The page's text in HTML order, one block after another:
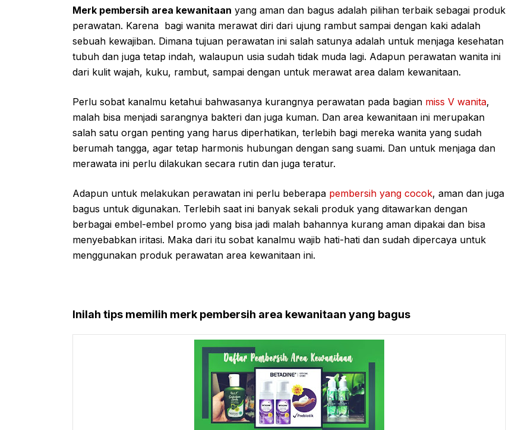
Merk pembersih area kewanitaan yang aman dan bagus adalah pilihan terbaik sebagai produk
perawatan. Karena bagi wanita merawat diri dari ujung rambut sampai dengan kaki adalah
sebuah kewajiban. Dimana tujuan perawatan ini salah satunya adalah untuk menjaga kesehatan
tubuh dan juga tetap indah, walaupun usia sudah tidak muda lagi. Adapun perawatan wanita ini
dari kulit wajah, kuku, rambut, sampai dengan untuk merawat area dalam kewanitaan.
Perlu sobat kanalmu ketahui bahwasanya kurangnya perawatan pada bagian miss V wanita,
malah bisa menjadi sarangnya bakteri dan juga kuman. Dan area kewanitaan ini merupakan
salah satu organ penting yang harus diperhatikan, terlebih bagi mereka wanita yang sudah
berumah tangga, agar tetap harmonis hubungan dengan sang suami. Dan untuk menjaga dan
merawata ini perlu dilakukan secara rutin dan juga teratur.
Adapun untuk melakukan perawatan ini perlu beberapa pembersih yang cocok, aman dan juga
bagus untuk digunakan. Terlebih saat ini banyak sekali produk yang ditawarkan dengan
berbagai embel-embel promo yang bisa jadi malah bahannya kurang aman dipakai dan bisa
menyebabkan iritasi. Maka dari itu sobat kanalmu wajib hati-hati dan sudah dipercaya untuk
menggunakan produk perawatan area kewanitaan ini.
Inilah tips memilih merk pembersih area kewanitaan yang bagus